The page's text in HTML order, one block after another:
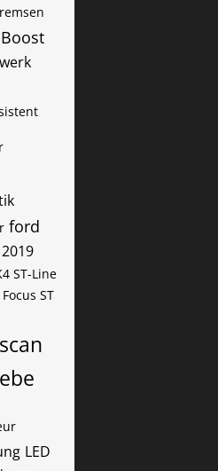
ford
ST-Line
ST
LED